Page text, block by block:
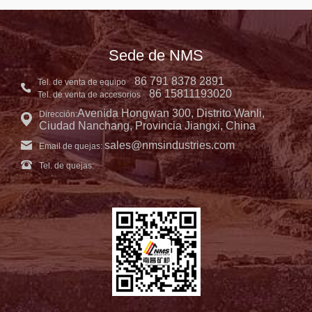
Sede de NMS
Tel. de venta de equipo 86 791 8378 2891
Tel. de venta de accesorios 86 15811193020
Dirección:Avenida Hongwan 300, Distrito Wanli,
Ciudad Nanchang, Provincia Jiangxi, China
Email de quejas: sales@nmsindustries.com
Tel. de quejas: